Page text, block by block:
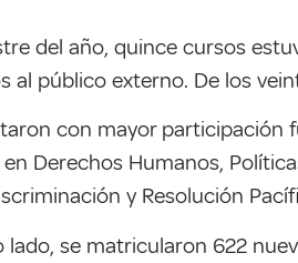
del año, quince cursos
al público externo. De los
con mayor participación
Derechos Humanos,
y Resolución
se matricularon 622